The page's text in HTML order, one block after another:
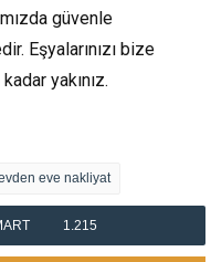
güvenle
Eşyalarınızı bize
yakınız.
eve nakliyat
1.215